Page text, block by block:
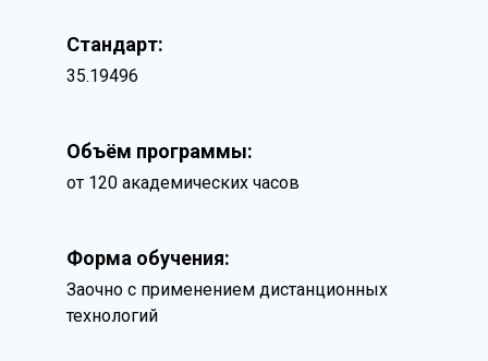
Стандарт:
35.19496
Объём программы:
от 120 академических часов
Форма обучения:
Заочно с применением дистанционных
технологий